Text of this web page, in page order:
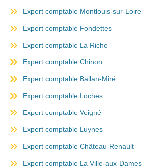
Expert comptable Montlouis-sur-Loire
Expert comptable Fondettes
Expert comptable La Riche
Expert comptable Chinon
Expert comptable Ballan-Miré
Expert comptable Loches
Expert comptable Veigné
Expert comptable Luynes
Expert comptable Château-Renault
Expert comptable La Ville-aux-Dames